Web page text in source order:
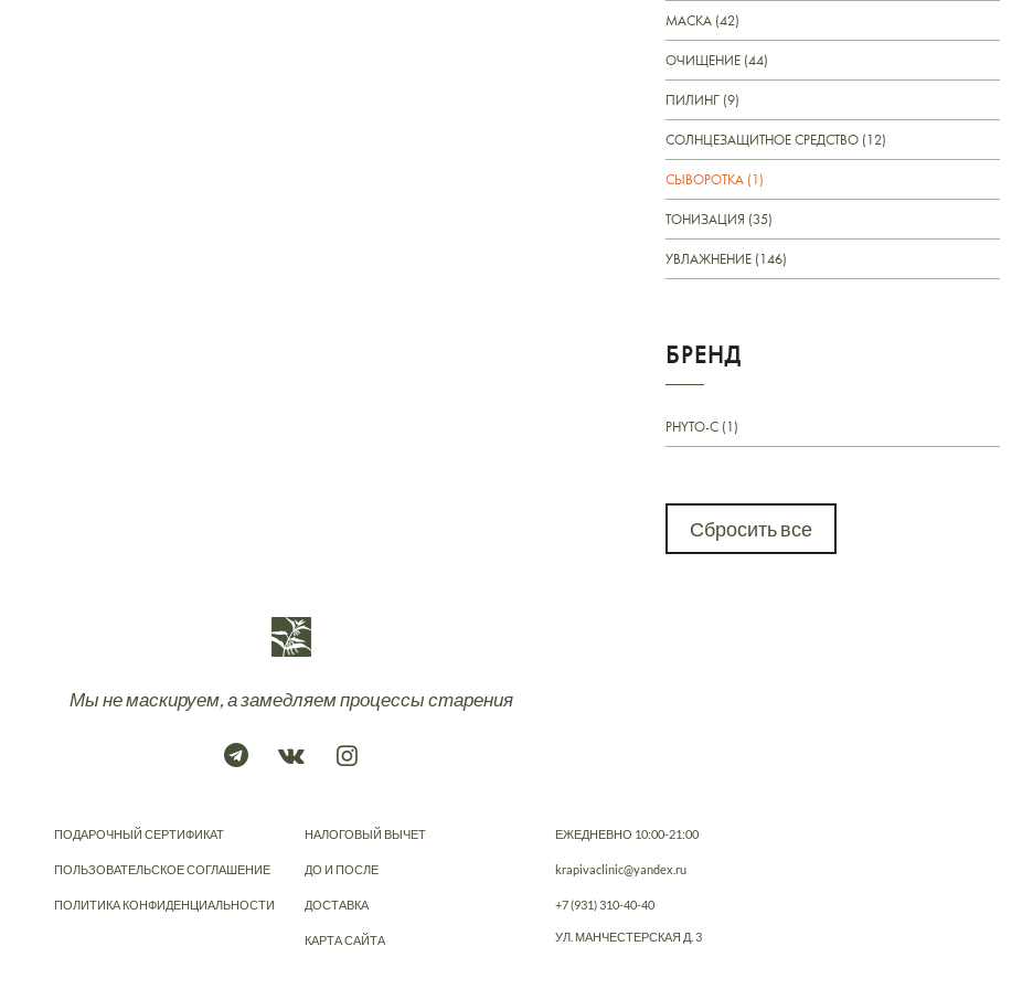
МАСКА (42)
ОЧИЩЕНИЕ (44)
ПИЛИНГ (9)
СОЛНЦЕЗАЩИТНОЕ СРЕДСТВО (12)
СЫВОРОТКА (1)
ТОНИЗАЦИЯ (35)
УВЛАЖНЕНИЕ (146)
БРЕНД
PHYTO-C (1)
Сбросить все
Мы не маскируем, а замедляем процессы старения
ПОДАРОЧНЫЙ СЕРТИФИКАТ
ПОЛЬЗОВАТЕЛЬСКОЕ СОГЛАШЕНИЕ
ПОЛИТИКА КОНФИДЕНЦИАЛЬНОСТИ
НАЛОГОВЫЙ ВЫЧЕТ
ДО И ПОСЛЕ
ДОСТАВКА
КАРТА САЙТА
ЕЖЕДНЕВНО 10:00-21:00
krapivaclinic@yandex.ru
+7 (931) 310-40-40
УЛ. МАНЧЕСТЕРСКАЯ Д. 3